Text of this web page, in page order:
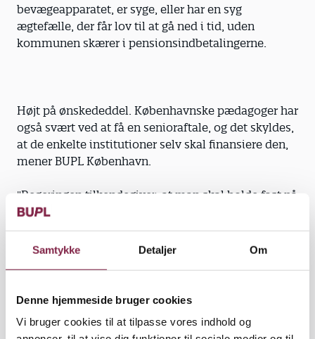
Samtykke Detaljer Om
Denne hjemmeside bruger cookies
Vi bruger cookies til at tilpasse vores indhold og
bevægeapparatet, er syge, eller har en syg
ægtefælle, der får lov til at gå ned i tid, uden
kommunen skærer i pensionsindbetalingerne.
Højt på ønskededdel. Københavnske pædagoger har
også svært ved at få en senioraftale, og det skyldes,
at de enkelte institutioner selv skal finansiere den,
mener BUPL København.
"Regeringen tilkendegiver, at man skal holde fast på
de ældste medarbejdere, og Københavns Kommune
kommer også med tilkendegivelser, men de står
ikke mål med virkeligheden. Vi kan lave
de i virkeligheden ønsker det, og andre bliver